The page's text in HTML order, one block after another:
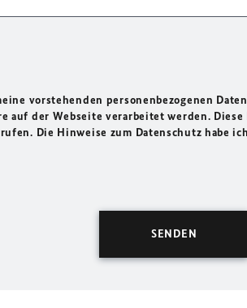
vorstehenden personenbezogenen
auf der Webseite verarbeitet werden.
Die Hinweise zum Datenschutz habe